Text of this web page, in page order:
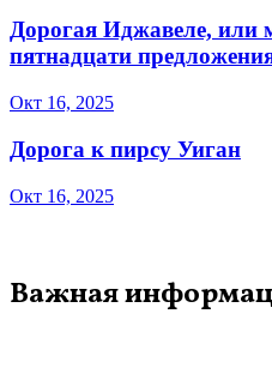
Дорогая Иджавеле, или
пятнадцати
Окт 16, 2025
Дорога к пирсу Уиган
Окт 16, 2025
Важная